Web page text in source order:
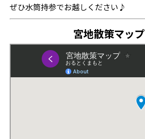
ぜひ水筒持参でお越しください♪
宮地散策マップ